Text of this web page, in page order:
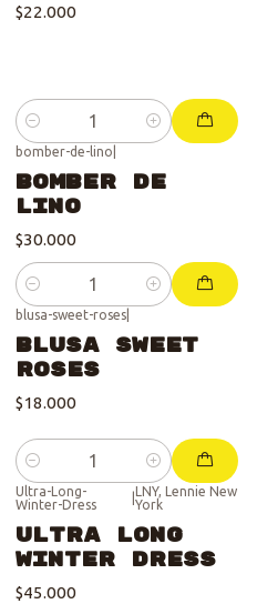
$22.000
Cantidad
bomber-de-lino
Bomber de
Lino
$30.000
Cantidad
blusa-sweet-roses|
Blusa Sweet
Roses
$18.000
Cantidad
Ultra-Long-
Winter-Dress
| LNY, Lennie New
York
Ultra Long
Winter Dress
$45.000